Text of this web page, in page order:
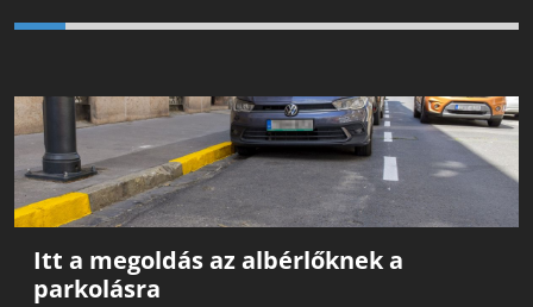
Itt a megoldás az albérlőknek a
parkolásra